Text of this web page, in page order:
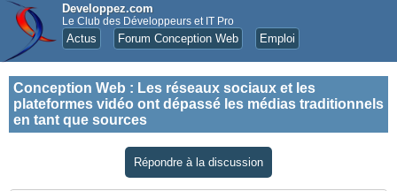
Developpez.com
Le Club des Développeurs et IT Pro
Actus Forum Conception Web Emploi
Conception Web : Les réseaux sociaux et les
plateformes vidéo ont dépassé les médias traditionnels
en tant que sources
Répondre à la discussion